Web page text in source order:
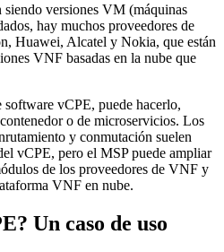
versiones VM (máquinas
hay muchos proveedores de
Huawei, Alcatel y Nokia, que están
VNF basadas en la nube que
vCPE, puede hacerlo,
o de microservicios. Los
y conmutación suelen
vCPE, pero el MSP puede ampliar
de los proveedores de VNF y
VNF en nube.
Un caso de uso